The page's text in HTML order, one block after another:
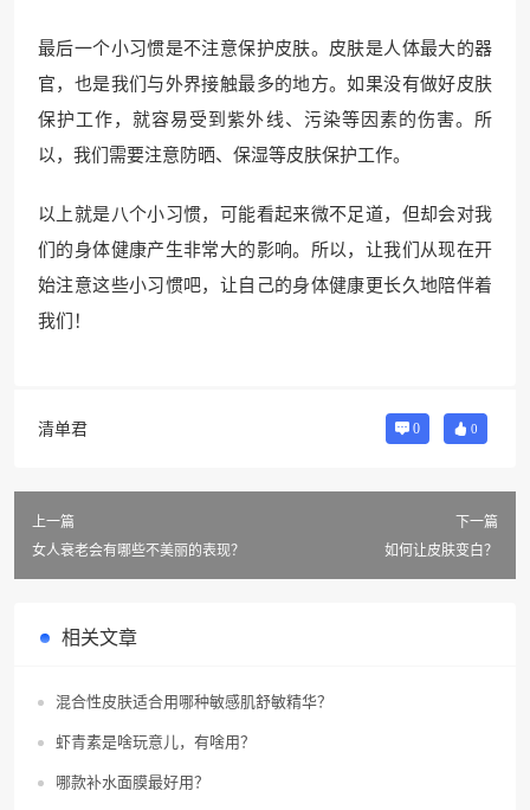
最后一个小习惯是不注意保护皮肤。皮肤是人体最大的器
官，也是我们与外界接触最多的地方。如果没有做好皮肤
保护工作，就容易受到紫外线、污染等因素的伤害。所
以，我们需要注意防晒、保湿等皮肤保护工作。
以上就是八个小习惯，可能看起来微不足道，但却会对我
们的身体健康产生非常大的影响。所以，让我们从现在开
始注意这些小习惯吧，让自己的身体健康更长久地陪伴着
我们！
清单君 0 0
上一篇
女人衰老会有哪些不美丽的表现？
下一篇
如何让皮肤变白？
相关文章
混合性皮肤适合用哪种敏感肌舒敏精华？
虾青素是啥玩意儿，有啥用？
哪款补水面膜最好用？